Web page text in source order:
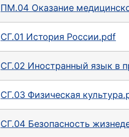
ПМ.04 Оказание
СГ.01 История России.pdf
СГ.02 Иностранный язык в
СГ.03 Физическая
СГ.04 Безопасность